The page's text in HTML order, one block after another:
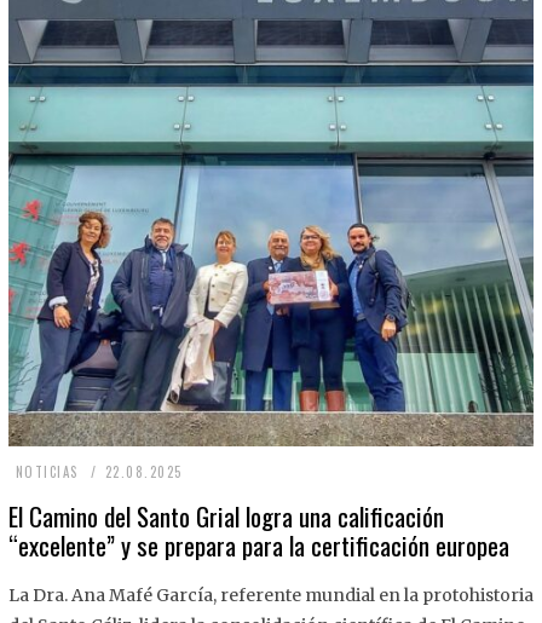
NOTICIAS 22.08.2025
.
8
El Camino del Santo Grial logra una calificación
“excelente” y se prepara para la certificación europea
La Dra. Ana Mafé García, referente mundial en la protohistoria